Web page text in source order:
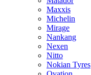
Maxxis
Michelin
Mirage
Nankang
Nexen
Nitto
Nokian Tyres